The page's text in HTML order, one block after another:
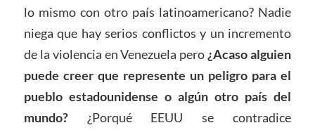
lo mismo con otro país latinoamericano? Nadie
niega que hay serios conflictos y un incremento
de la violencia en Venezuela pero¿Acaso alguien
puede creer que represente un peligro para el
pueblo estadounidense o algún otro país del
mundo? ¿Porqué EEUU se contradice